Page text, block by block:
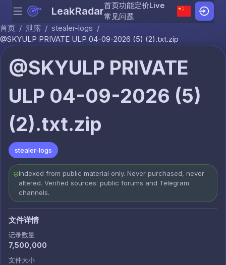
Skip to content
Menu LeakRadar首页功能定价Live
常见问题
首页 / 泄露 / stealer-logs /
@SKYULP PRIVATE ULP 04-09-2026 (5) (2).txt.zip
@SKYULP PRIVATE
ULP 04-09-2026 (5)
(2).txt.zip
stealer-logs
Indexed from public material only. Never purchased, never
altered. Verified sources: public forums and Telegram
channels.
文件详情
记录数量
7,500,000
文件大小